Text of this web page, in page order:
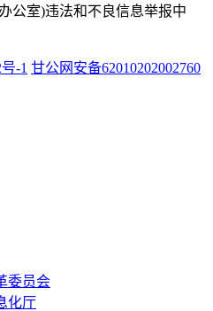
公室)违法和不良信息举报中
-1 甘公网安备62010202002760
委员会
化厅